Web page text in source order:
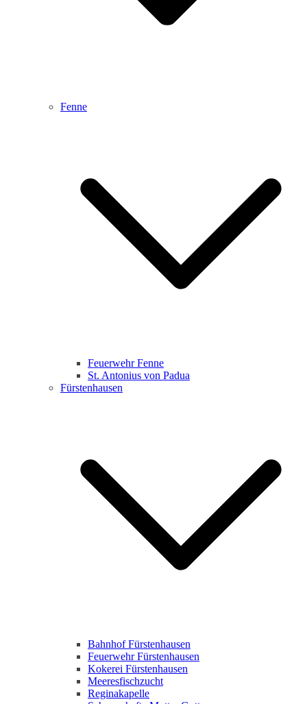
Fenne
Feuerwehr Fenne
St. Antonius von Padua
Fürstenhausen
Bahnhof Fürstenhausen
Feuerwehr Fürstenhausen
Kokerei Fürstenhausen
Meeresfischzucht
Reginakapelle